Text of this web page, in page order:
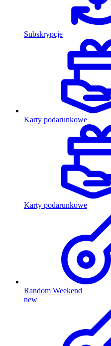
Subskrypcje
Karty podarunkowe
Karty podarunkowe
Random Weekend
new